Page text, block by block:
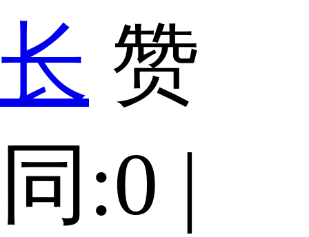
长 赞
同:0 |